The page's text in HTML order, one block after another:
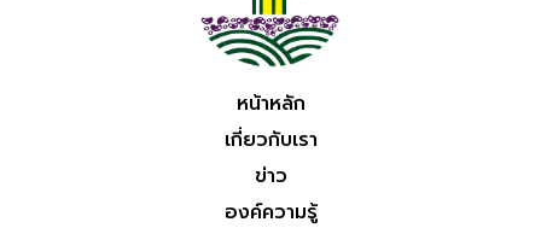
หน้าหลัก
เกี่ยวกับเรา
ข่าว
องค์ความรู้